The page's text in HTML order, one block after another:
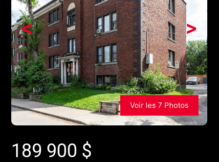
>
<
Voir les 7 Photos
189 900 $